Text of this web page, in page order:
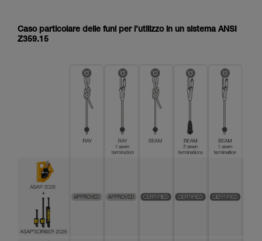
Caso particolare delle funi per l’utilizzo in un sistema ANSI
Z359.15